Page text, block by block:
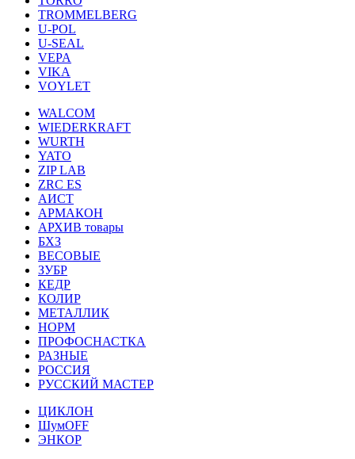
TROMMELBERG
U-POL
U-SEAL
VEPA
VIKA
VOYLET
WALCOM
WIEDERKRAFT
WURTH
YATO
ZIP LAB
ZRC ES
АИСТ
АРМАКОН
АРХИВ товары
БХЗ
ВЕСОВЫЕ
ЗУБР
КЕДР
КОЛИР
МЕТАЛЛИК
НОРМ
ПРОФОСНАСТКА
РАЗНЫЕ
РОССИЯ
РУССКИЙ МАСТЕР
ЦИКЛОН
ШумOFF
ЭНКОР